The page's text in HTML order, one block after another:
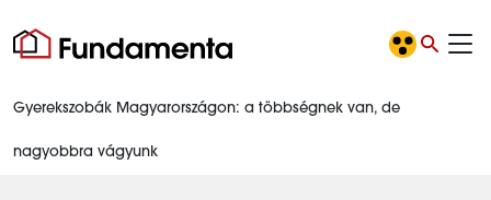
Gyerekszobák Magyarországon: a többségnek van, de
nagyobbra vágyunk